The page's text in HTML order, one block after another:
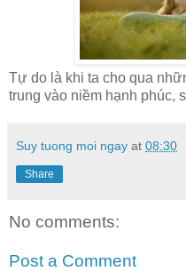
Tự do là khi ta cho qua
trung vào niềm hạnh phúc,
Suy tuong moi ngay at 08:30
Share
No comments:
Post a Comment